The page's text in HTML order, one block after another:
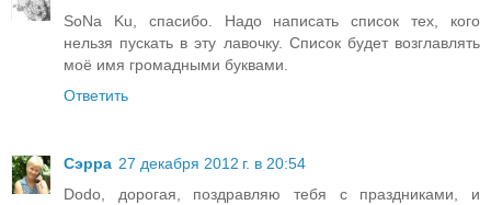
SoNa Ku, спасибо. Надо написать список тех, кого
нельзя пускать в эту лавочку. Список будет возглавлять
моё имя громадными буквами.
Ответить
Сэрра 27 декабря 2012 г. в 20:54
Dodo, дорогая, поздравляю тебя с праздниками, и